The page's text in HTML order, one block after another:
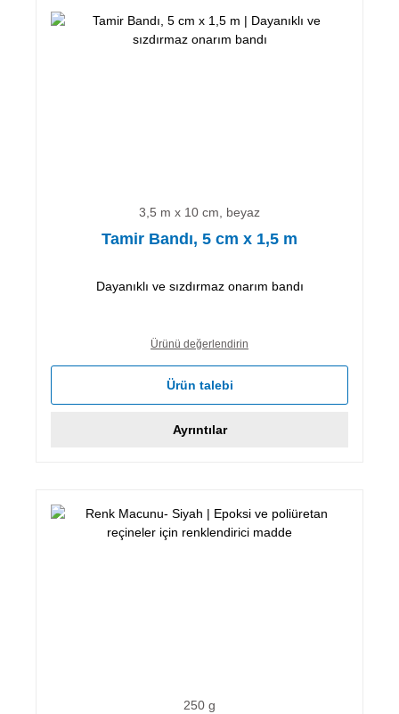
3,5 m x 10 cm, beyaz
Tamir Bandı, 5 cm x 1,5 m
Dayanıklı ve sızdırmaz onarım bandı
Ürünü değerlendirin
Ürün talebi
Ayrıntılar
250 g